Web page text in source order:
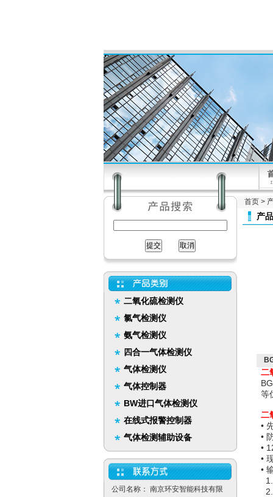
二氧化硫检测仪
氯气检测仪
氨气检测仪
四合一气体检测仪
气体检测仪
气体控制器
BW进口气体检测仪
在线式报警控制器
气体检测辅助设备
公司名称： 南京环安智能科技有限
首页 >
产
二
等
二
•
•
•
•
•